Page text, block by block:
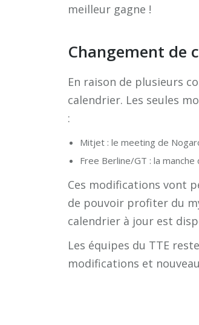
meilleur gagne !
Changement de
En raison de plusieurs
calendrier. Les seules
:
Mitjet : le meeting de
Free Berline/GT : la
Ces modifications vont
de pouvoir profiter du
calendrier à jour est
Les équipes du TTE
modifications et